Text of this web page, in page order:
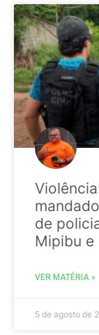
de
Mipibu e
VER MATÉRIA »
5 de agosto de